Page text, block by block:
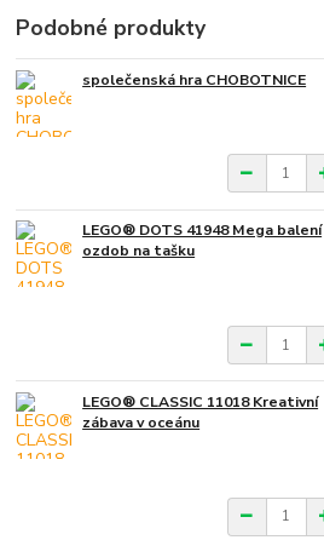
Podobné produkty
společenská hra CHOBOTNICE
LEGO® DOTS 41948 Mega balení
ozdob na tašku
LEGO® CLASSIC 11018 Kreativní
zábava v oceánu